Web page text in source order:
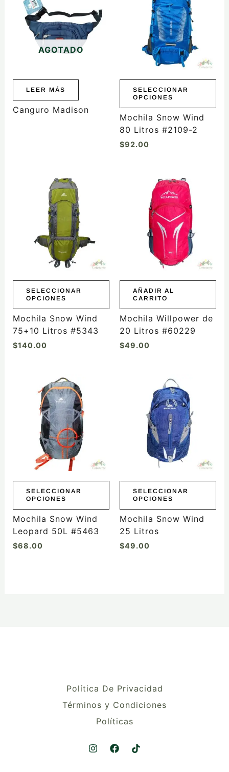
AGOTADO
LEER MÁS
Canguro Madison
SELECCIONAR
OPCIONES
múltiples
variantes.
opciones
pueden
elegir
la
página
de
producto
Mochila Snow Wind
80 Litros #2109-2
$92.00
SELECCIONAR
OPCIONES
producto
múltiples
variantes.
opciones
elegir
la
página
producto
Mochila Snow Wind
75+10 Litros #5343
$140.00
AÑADIR AL
CARRITO
Mochila Willpower de
20 Litros #60229
$49.00
SELECCIONAR
OPCIONES
producto
múltiples
variantes.
opciones
elegir
la
página
producto
Mochila Snow Wind
Leopard 50L #5463
$68.00
SELECCIONAR
OPCIONES
producto
múltiples
variantes.
opciones
elegir
la
página
producto
Mochila Snow Wind
25 Litros
$49.00
Política De Privacidad
Términos y Condiciones
Políticas